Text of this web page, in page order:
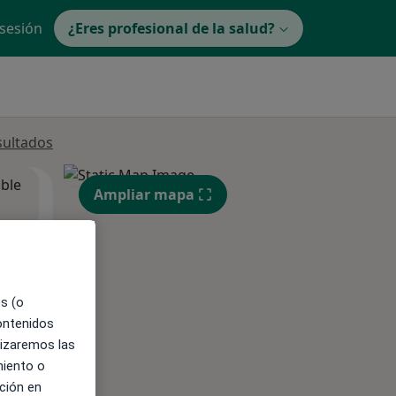
¿Eres profesional de la salud?
Ampliar mapa
(o
las
o
en